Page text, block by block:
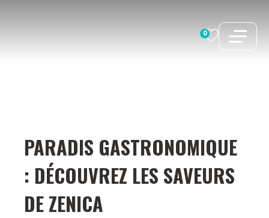
0
PARADIS GASTRONOMIQUE
: DÉCOUVREZ LES SAVEURS
DE ZENICA